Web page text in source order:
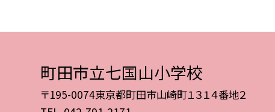
町田市立七国山小学校
〒195-0074東京都町田市山崎町１３１４番地２